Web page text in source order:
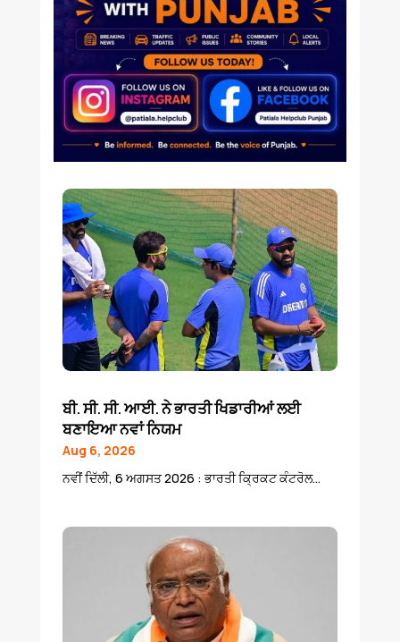
ਬੀ. ਸੀ. ਸੀ. ਆਈ. ਨੇ ਭਾਰਤੀ ਖਿਡਾਰੀਆਂ ਲਈ
ਬਣਾਇਆ ਨਵਾਂ ਨਿਯਮ
Aug 6, 2026
ਨਵੀਂ ਦਿੱਲੀ, 6 ਅਗਸਤ 2026 : ਭਾਰਤੀ ਕ੍ਰਿਕਟ ਕੰਟਰੋਲ...